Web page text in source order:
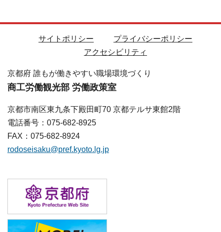
サイトポリシー
プライバシーポリシー
アクセシビリティ
京都府 誰もが働きやすい職場環境づくり
商工労働観光部 労働政策室
京都市南区東九条下殿田町70 京都テルサ東館2階
電話番号：075-682-8925
FAX：075-682-8924
rodoseisaku@pref.kyoto.lg.jp